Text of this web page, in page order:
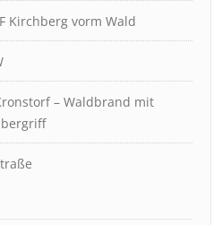
Kirchberg vorm Wald
– Waldbrand mit